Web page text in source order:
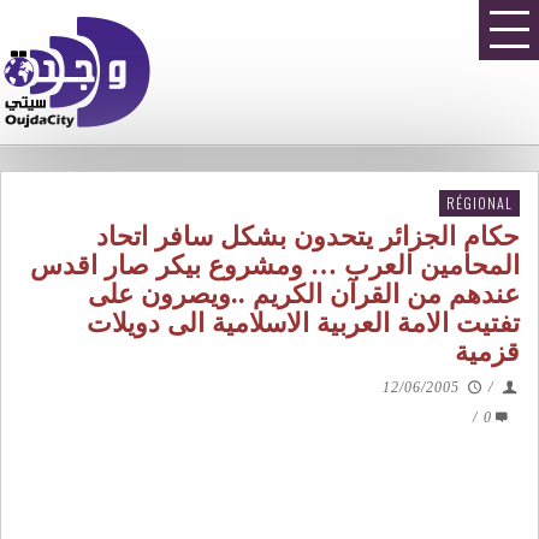
RÉGIONAL
حكام الجزائر يتحدون بشكل سافر اتحاد
المحامين العرب … ومشروع بيكر صار اقدس
عندهم من القرآن الكريم ..ويصرون على
تفتيت الامة العربية الاسلامية الى دويلات
قزمية
/
12/06/2005
0
/